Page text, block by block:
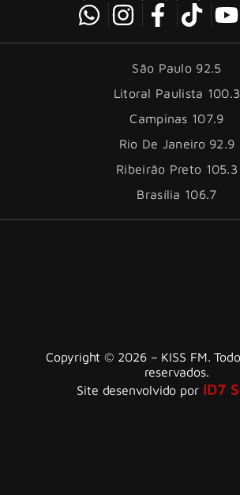
São Paulo 92.5
Litoral Paulista 100.3
Campinas 107.9
Rio De Janeiro 92.9
Ribeirão Preto 105.3
Brasília 106.7
Copyright © 2026 – KISS FM.
reservados.
Site desenvolvido por ID7